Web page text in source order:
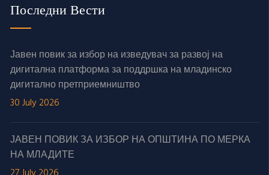
Последни Вести
Јавен повик за избор на изведувач за развој на
дигитална платформа за поддршка на младинско
дигитално претприемништво
30 July 2026
ЈАВЕН ПОВИК ЗА ИЗБОР НА ОПШТИНА ПО МЕРКА
НА МЛАДИТЕ